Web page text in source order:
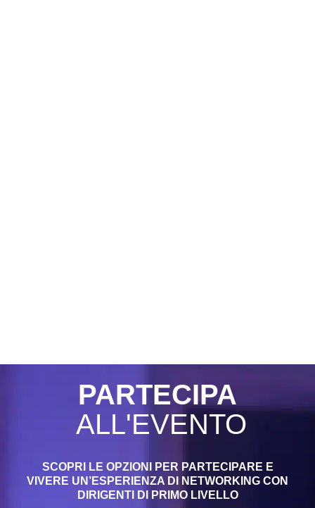
PARTECIPA
ALL'EVENTO
SCOPRI LE OPZIONI PER PARTECIPARE E
VIVERE UN’ESPERIENZA DI NETWORKING CON
DIRIGENTI DI PRIMO LIVELLO